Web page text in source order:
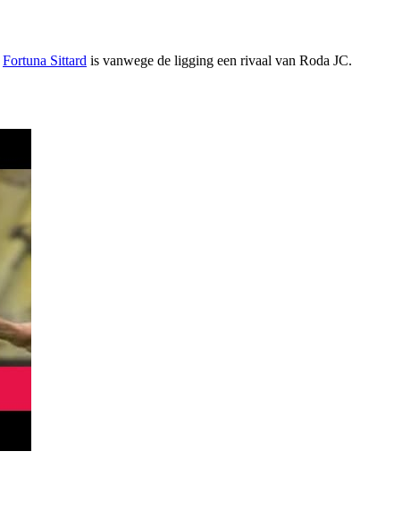
Fortuna Sittard is vanwege de ligging een rivaal van Roda JC.